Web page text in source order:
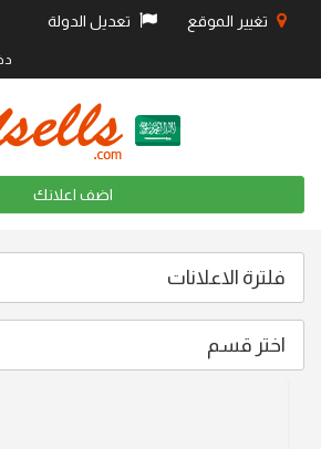
تغيير الموقع تعديل الدولة
اضف اعلانك
فلترة الاعلانات
اختر قسم